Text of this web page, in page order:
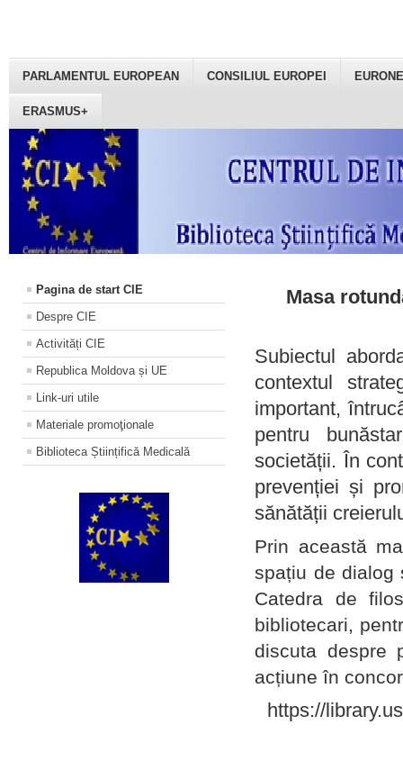
PARLAMENTUL EUROPEAN CONSILIUL EUROPEI
ERASMUS+
Pagina de start CIE
Despre CIE
Activități CIE
Republica Moldova și UE
Link-uri utile
Materiale promoţionale
Biblioteca Științifică Medicală
Masa
Subiectul
contextul
important,
pentru
societății. În
prevenției și
sănătății
Prin această
spațiu de dialog
Catedra de
bibliotecari,
discuta despre
acțiune în
https://